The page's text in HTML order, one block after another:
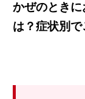
かぜのとき
は？症状別で